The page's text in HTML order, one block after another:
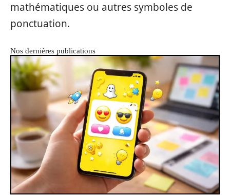
mathématiques ou autres symboles de
ponctuation.
Nos dernières publications